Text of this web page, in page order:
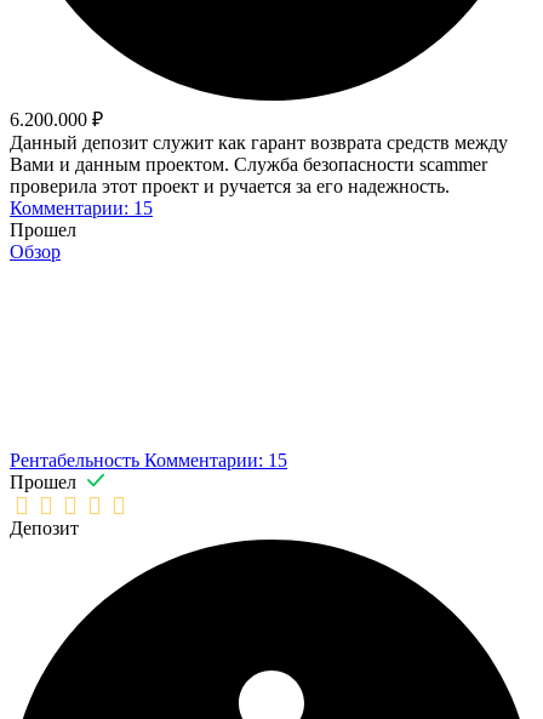
6.200.000 ₽
Данный депозит служит как гарант возврата средств между
Вами и данным проектом. Служба безопасности scammer
проверила этот проект и ручается за его надежность.
Комментарии: 15
Прошел
Обзор
Рентабельность Комментарии: 15
Прошел
Депозит